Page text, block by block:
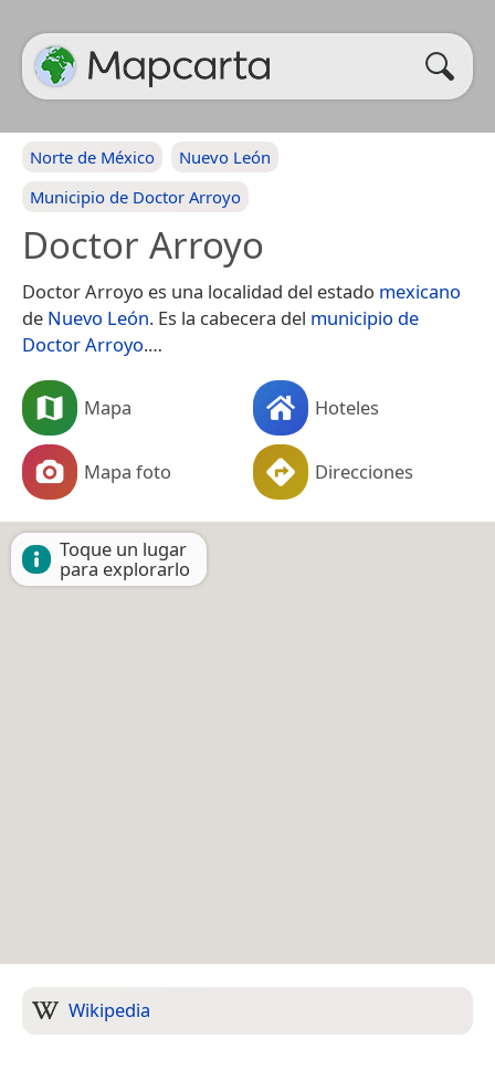
Norte de México
Nuevo León
Municipio de Doctor Arroyo
Doctor Arroyo
Doctor Arroyo es una localidad del estado mexicano
de Nuevo León. Es la cabecera del municipio de
Doctor Arroyo.​…
Mapa Hoteles
Mapa foto Direcciones
Toque un lugar
para explorarlo
Wikipedia